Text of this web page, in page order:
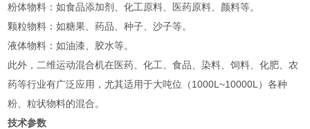
‌粉体物料‌：如食品添加剂、化工原料、医药原料、颜料等‌。
‌颗粒物料‌：如糖果、药品、种子、沙子等‌。
‌液体物料‌：如油漆、胶水等‌。
此外，二维运动混合机在医药、化工、食品、染料、饲料、化肥、农
药等行业有广泛应用，尤其适用于大吨位（1000L~10000L）各种
粉、粒状物料的混合‌。
技术参数